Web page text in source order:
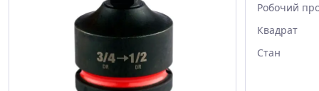
Робочий
Квадрат
Стан